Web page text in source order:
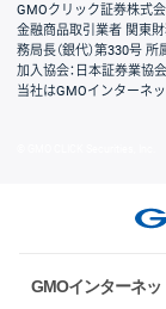
GMOクリック証券株式
金融商品取引業者 関東
務局長（銀代）第330号
加入協会：日本証券業協
当社はGMOインターネッ
GMOインターネ